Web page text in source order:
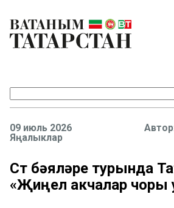
09 июль 2026
Яңалыклар
Сөт бәяләре турында
«Җиңел акчалар чоры